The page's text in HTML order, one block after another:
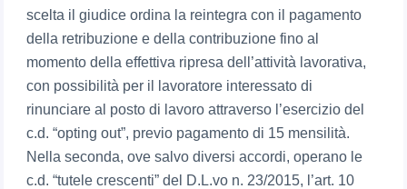
scelta il giudice ordina la reintegra con il pagamento
della retribuzione e della contribuzione fino al
momento della effettiva ripresa dell’attività lavorativa,
con possibilità per il lavoratore interessato di
rinunciare al posto di lavoro attraverso l’esercizio del
c.d. “opting out”, previo pagamento di 15 mensilità.
Nella seconda, ove salvo diversi accordi, operano le
c.d. “tutele crescenti” del D.L.vo n. 23/2015, l’art. 10